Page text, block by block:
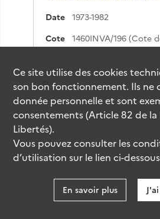
Date
1973-1982
Cote
Résultat n°
31
Ce site utilise descookies
son bon fonctionnement. Ils ne
donnée personnelle et sont
consentements (Article 82 de
Libertés).
Vous pouvez consulter les
d’utilisation sur le lien ci-
En savoir plus